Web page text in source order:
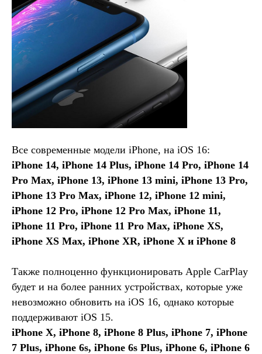
Все современные модели iPhone, на iOS 16:
iPhone 14, iPhone 14 Plus, iPhone 14 Pro, iPhone 14
Pro Max, iPhone 13, iPhone 13 mini, iPhone 13 Pro,
iPhone 13 Pro Max, iPhone 12, iPhone 12 mini,
iPhone 12 Pro, iPhone 12 Pro Max, iPhone 11,
iPhone 11 Pro, iPhone 11 Pro Max, iPhone XS,
iPhone XS Max, iPhone XR, iPhone X и iPhone 8
Также полноценно функционировать Apple CarPlay
будет и на более ранних устройствах, которые уже
невозможно обновить на iOS 16, однако которые
поддерживают iOS 15.
iPhone X, iPhone 8, iPhone 8 Plus, iPhone 7, iPhone
7 Plus, iPhone 6s, iPhone 6s Plus, iPhone 6, iPhone 6